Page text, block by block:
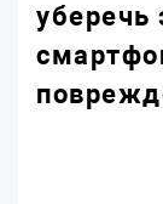
уберечь